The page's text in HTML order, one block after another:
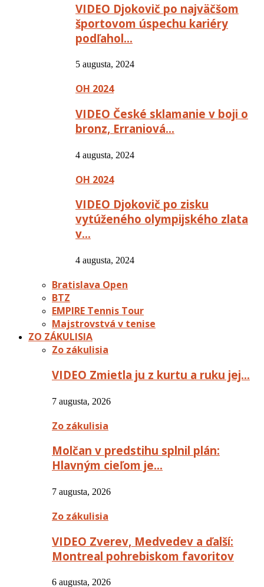
VIDEO Djokovič po najväčšom
športovom úspechu kariéry
podľahol…
5 augusta, 2024
OH 2024
VIDEO České sklamanie v boji o
bronz, Erraniová…
4 augusta, 2024
OH 2024
VIDEO Djokovič po zisku
vytúženého olympijského zlata
v…
4 augusta, 2024
Bratislava Open
BTZ
EMPIRE Tennis Tour
Majstrovstvá v tenise
ZO ZÁKULISIA
Zo zákulisia
VIDEO Zmietla ju z kurtu a ruku jej…
7 augusta, 2026
Zo zákulisia
Molčan v predstihu splnil plán:
Hlavným cieľom je…
7 augusta, 2026
Zo zákulisia
VIDEO Zverev, Medvedev a ďalší:
Montreal pohrebiskom favoritov
6 augusta, 2026